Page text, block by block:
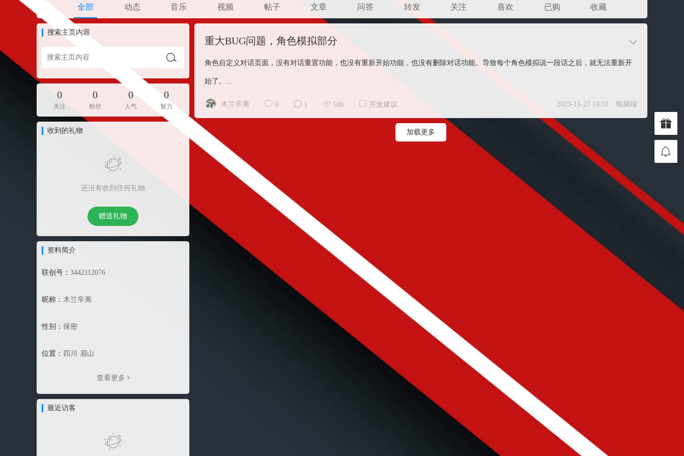
全部 动态 音乐 视频 帖子 文章 问答 转发 关注 喜欢 已购 收藏
搜索主页内容
0
关注
0
粉丝
0
人气
0
魅力
收到的礼物
还没有收到任何礼物
赠送礼物
资料简介
联创号： 3442112076
昵称： 木兰辛夷
性别： 保密
位置： 四川·眉山
查看更多
最近访客
重大BUG问题，角色模拟部分
角色自定义对话页面，没有对话重置功能，也没有重新开始功能，也没有删除对话功能。导致每个角色模拟说一段话之后，就无法重新开
始了。...
木兰辛夷 0 1 508 开发建议 2023-11-27 14:51 电脑端
加载更多